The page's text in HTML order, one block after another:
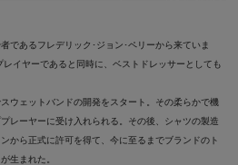
であるフレデリック･ジョン･ペリーから来ていま
イヤーであると同時に、ベストドレッサーとしても
ウェットバンドの開発をスタート。その柔らかで機
レーヤーに受け入れられる。その後、シャツの製造
から正式に許可を得て、今に至るまでブランドのト
生まれた。